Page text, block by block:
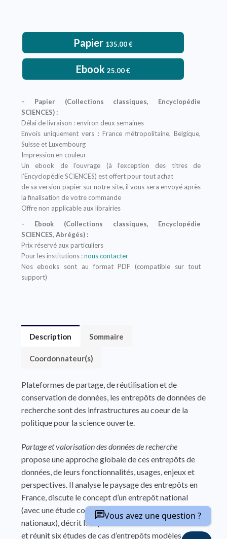
Papier 135.00€
Ebook25.00€
– Papier (Collections classiques, Encyclopédie
SCIENCES) :
Délai de livraison : environ deux semaines
Envois uniquement vers : France métropolitaine, Belgique,
Suisse et Luxembourg
Impression en couleur
Un ebook de l’ouvrage (à l’exception des titres de
l’Encyclopédie SCIENCES) est offert pour tout achat
de sa version papier sur notre site, il vous sera envoyé après
la finalisation de votre commande
Offre non applicable aux librairies
– Ebook (Collections classiques, Encyclopédie
SCIENCES, Abrégés) :
Prix réservé aux particuliers
Pour les institutions :nous contacter
Nos ebooks sont au format PDF (compatible sur tout
support)
Description Sommaire
Coordonnateur(s)
Plateformes de partage, de réutilisation et de
conservation de données, les entrepôts de données de
recherche sont des infrastructures au coeur de la
politique pour la science ouverte.
Partage et valorisation des données de recherche
propose une approche globale de ces entrepôts de
données, de leurs fonctionnalités, usages, enjeux et
perspectives. Il analyse le paysage des entrepôts en
France, discute le concept d’un entrepôt national
(avec une étude comparative de plusieurs dispositifs
nationaux), décrit le répertoire international re3data
et réunit six études de cas d’entrepôts modèles,
Vous avez une question ?